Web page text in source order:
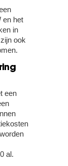
en het
in
ook
een
al.